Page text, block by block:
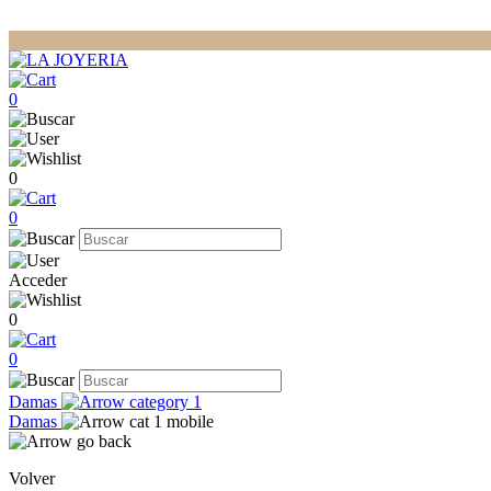
0
0
0
Acceder
0
0
Damas
Damas
Volver